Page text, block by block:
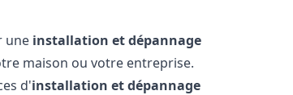
une installation et dépannage
maison ou votre entreprise.
d'installation et dépannage